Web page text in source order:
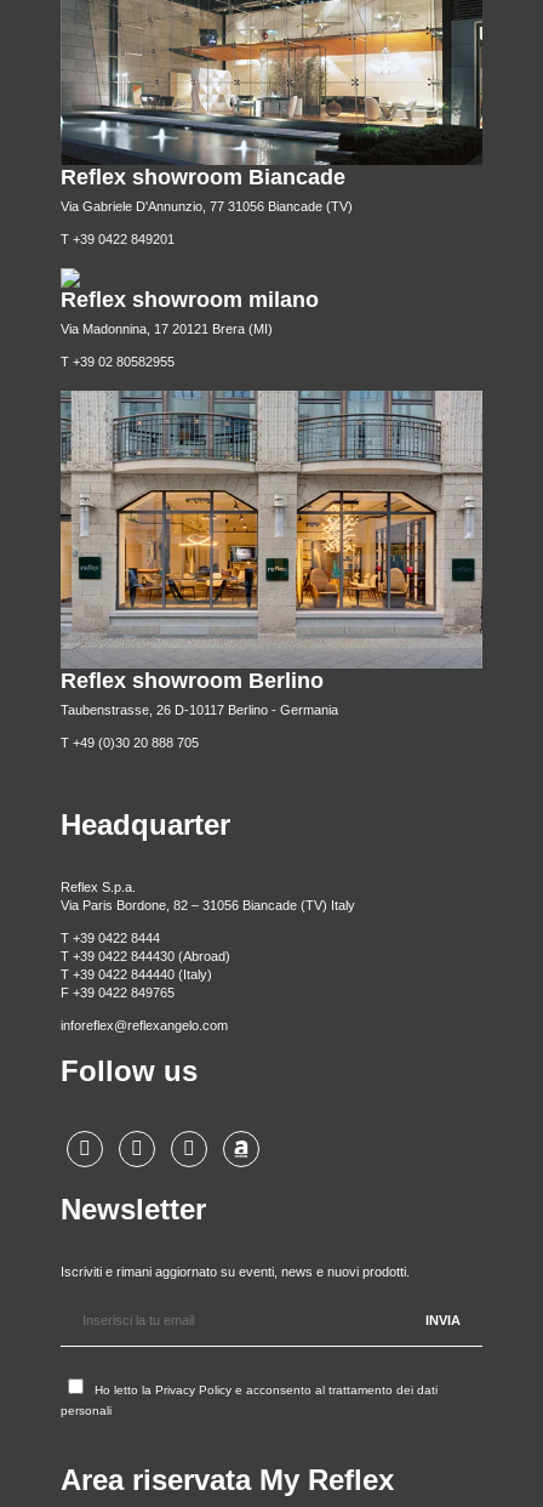
Reflex showroom Biancade
Via Gabriele D'Annunzio, 77 31056 Biancade (TV)
T +39 0422 849201
Reflex showroom milano
Via Madonnina, 17 20121 Brera (MI)
T +39 02 80582955
Reflex showroom Berlino
Taubenstrasse, 26 D-10117 Berlino - Germania
T +49 (0)30 20 888 705
Headquarter
Reflex S.p.a.
Via Paris Bordone, 82 – 31056 Biancade (TV) Italy
T +39 0422 8444
T +39 0422 844430 (Abroad)
T +39 0422 844440 (Italy)
F +39 0422 849765
inforeflex@reflexangelo.com
Follow us
Newsletter
Iscriviti e rimani aggiornato su eventi, news e nuovi prodotti.
Ho letto la Privacy Policy e acconsento al trattamento dei dati
personali
Area riservata My Reflex